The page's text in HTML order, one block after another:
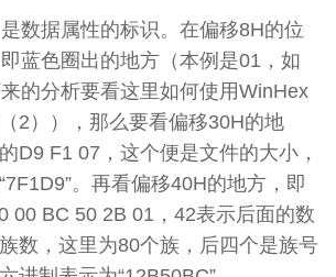
数据属性的标识。在偏移8H的位
蓝色圈出的地方（本例是01，如
的分析要看这里如何使用WinHex
2）），那么要看偏移30H的地
D9 F1 07，这个便是文件的大小，
。再看偏移40H的地方，即
00 BC 50 2B 01，42表示后面的数
数，这里为80个族，后四个是族号